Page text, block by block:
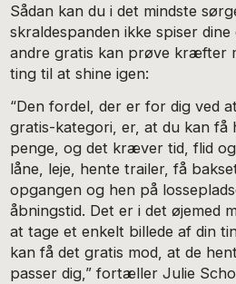
Sådan kan du i det mindste
skraldespanden ikke spiser
andre gratis kan prøve kræfter
ting til at shine igen:
“Den fordel, der er for dig ved
gratis-kategori, er, at du kan få
penge, og det kræver tid, flid
låne, leje, hente trailer, få
opgangen og hen på
åbningstid. Det er i det øjemed
at tage et enkelt billede af din
kan få det gratis mod, at de
passer dig,” fortæller Julie